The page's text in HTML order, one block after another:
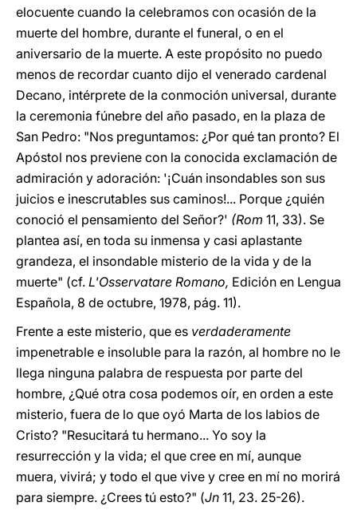
elocuente cuando la celebramos con ocasión de la
muerte del hombre, durante el funeral, o en el
aniversario de la muerte. A este propósito no puedo
menos de recordar cuanto dijo el venerado cardenal
Decano, intérprete de la conmoción universal, durante
la ceremonia fúnebre del año pasado, en la plaza de
San Pedro: "Nos preguntamos: ¿Por qué tan pronto? El
Apóstol nos previene con la conocida exclamación de
admiración y adoración: '¡Cuán insondables son sus
juicios e inescrutables sus caminos!... Porque ¿quién
conoció el pensamiento del Señor?' (Rom 11, 33). Se
plantea así, en toda su inmensa y casi aplastante
grandeza, el insondable misterio de la vida y de la
muerte" (cf. L'Osservatare Romano, Edición en Lengua
Española, 8 de octubre, 1978, pág. 11).
Frente a este misterio, que es verdaderamente
impenetrable e insoluble para la razón, al hombre no le
llega ninguna palabra de respuesta por parte del
hombre, ¿Qué otra cosa podemos oír, en orden a este
misterio, fuera de lo que oyó Marta de los labios de
Cristo? "Resucitará tu hermano... Yo soy la
resurrección y la vida; el que cree en mí, aunque
muera, vivirá; y todo el que vive y cree en mí no morirá
para siempre. ¿Crees tú esto?" (Jn 11, 23. 25-26).